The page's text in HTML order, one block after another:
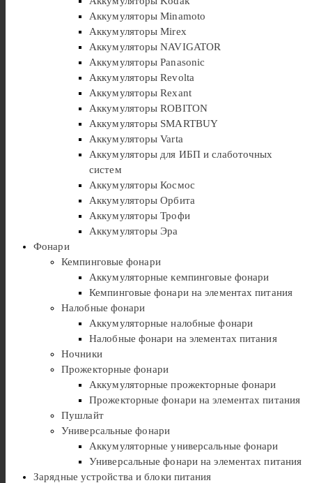
Аккумуляторы Minamoto
Аккумуляторы Mirex
Аккумуляторы NAVIGATOR
Аккумуляторы Panasonic
Аккумуляторы Revolta
Аккумуляторы Rexant
Аккумуляторы ROBITON
Аккумуляторы SMARTBUY
Аккумуляторы Varta
Аккумуляторы для ИБП и слаботочных
систем
Аккумуляторы Космос
Аккумуляторы Орбита
Аккумуляторы Трофи
Аккумуляторы Эра
Фонари
Кемпинговые фонари
Аккумуляторные кемпинговые фонари
Кемпинговые фонари на элементах питания
Налобные фонари
Аккумуляторные налобные фонари
Налобные фонари на элементах питания
Ночники
Прожекторные фонари
Аккумуляторные прожекторные фонари
Прожекторные фонари на элементах питания
Пушлайт
Универсальные фонари
Аккумуляторные универсальные фонари
Универсальные фонари на элементах питания
Зарядные устройства и блоки питания